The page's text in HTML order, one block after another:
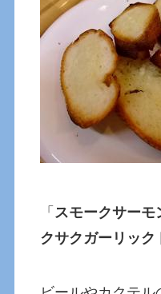
「 スモークサーモ
クサクガーリック